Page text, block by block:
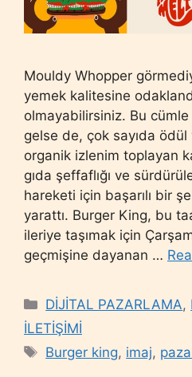
Mouldy Whopper
yemek kalitesine
olmayabilirsiniz. Bu
gelse de, çok sayıda
organik izlenim toplayan
gıda şeffaflığı ve
hareketi için başarılı bir
yarattı. Burger King, bu
ileriye taşımak için
geçmişine dayanan …
Categories
DİJİTAL PAZARLAMA,
İLETİŞİMİ
Tags
Burger king, imaj,